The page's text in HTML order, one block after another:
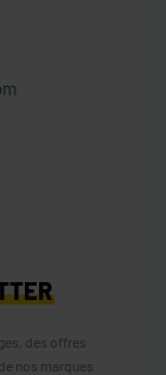
des offres
nos marques